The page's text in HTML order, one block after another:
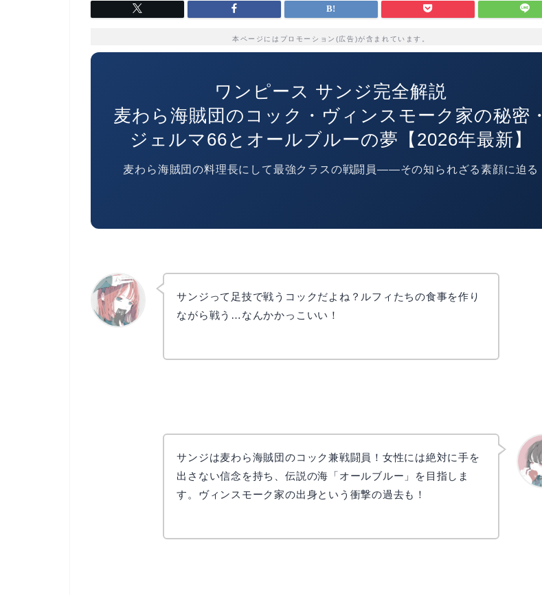
本ページにはプロモーション(広告)が含まれています。
ワンピース サンジ完全解説
麦わら海賊団のコック・ヴィンスモーク家の秘密・
ジェルマ66とオールブルーの夢【2026年最新】
麦わら海賊団の料理長にして最強クラスの戦闘員——その知られざる素顔に迫る
サンジって足技で戦うコックだよね？ルフィたちの食事を作り
ながら戦う…なんかかっこいい！
サンジは麦わら海賊団のコック兼戦闘員！女性には絶対に手を
出さない信念を持ち、伝説の海「オールブルー」を目指しま
す。ヴィンスモーク家の出身という衝撃の過去も！